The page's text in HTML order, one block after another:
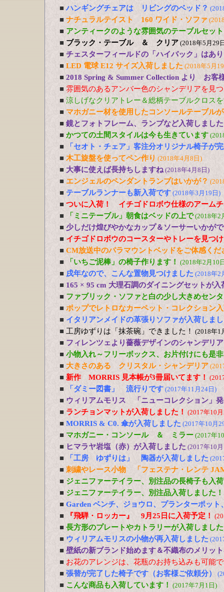
■ ハンギングチェアは リビングのベッド？
■ ナチュラルテイスト 160 ワイド・ソファ
■ アンティークのような雰囲気のテーブルセット
■ ブラック・テーブル ＆ クリア (2018年5月29
■ チェスターフィールドの「ハイバック」はあ
■ LED 電球 E12 サイズ入荷しました (2018年5月
■ 2018 Spring & Summer Collection より お客
■ 雰囲気のあるアンバー色のシャンデリアを見
■ 涼しげなクリアトレー＆総柄テーブルクロス
■ マホガニー材を使用したコンソールテーブル
■ 鏡とフォトフレーム、ランプなど入荷しました
■ かつての土間スタイルは今も生きています
■
「セオト・チェア」客注分オリジナル椅子が
■ 木工旋盤を使ってペン作り (2018年4月8日)
■ 大事に使えば長持ちしますね(2018年4月8日)
■ エンジェルのペンダントランプはいかが？
■ テーブルランナーも新入荷です (2018年3月19日)
■ ついに入荷！ イチゴドロボウ仕様のアーム
■
「ミニテーブル」朝食はベッドの上で(2018年2
■ 少しだけ煌びやかなカップ＆ソーサーいかが
■ イチゴドロボウのコースターやトレーを見つ
■ CM放送中のパラマウントベッドをご体感くだ
■
「いちご泥棒」の椅子作ります！ (2018年2月10
■ 戌年なので、こんな置物見つけました (2018年2
■ 165 × 95 cm 大理石調のダイニングセットが入
■ ファブリック・ソファと白の少し大きめセン
■ ポップでレトロなカーペット・コレクション
■ イタリアンメイドの革張りソファが入荷しま
■ 工房ゆずりは「抹茶碗」できました！ (2018年1
■ フィレンツェより薔薇デザインのシャンデリア
■ 小物入れ～フリーボックス、お片付けにも是
■ 大きさのある クリスタル・シャンデリア
■ 新作 MORRIS 見本帳が3冊届いてます！
■ 「ダミー図書」 流行りです (2017年11月24日)
■ ウィリアムモリス 「ニューコレクション」
■ ランチョンマットが入荷しました！ (2017年10
■ MORRIS & C0. 傘が入荷しました (2017年10月
■ マホガニー・コンソール ＆ ミラー (2017年
■ ヒマラヤ岩塩（赤）が入荷しました (2017年10
■ 「工房 ゆずりは」 陶器が入荷しました
■ 刺繍やレース小物 「フェステナ・レンテ
■ ジェニファーテイラー、別注品の長椅子も入
■ ジェニファーテイラー、別注品入荷しました！
■ Garden ベンチ、ジョウロ、プランターポット
■
『飛騨・ロッカー』 9月25日に入荷予定！
■ 長方形のプレートやカトラリーが入荷しました
■ ウィリアムモリスの小物が再入荷しました
■ 壁紙の新ブランド始めます＆不織布のメリッ
■ お花のアレンジは、花瓶のお持ち込みも可能
■ 張替が完了した椅子です（お客様ご依頼分）
■ こんな商品も入荷しています！ (2017年7月1日)